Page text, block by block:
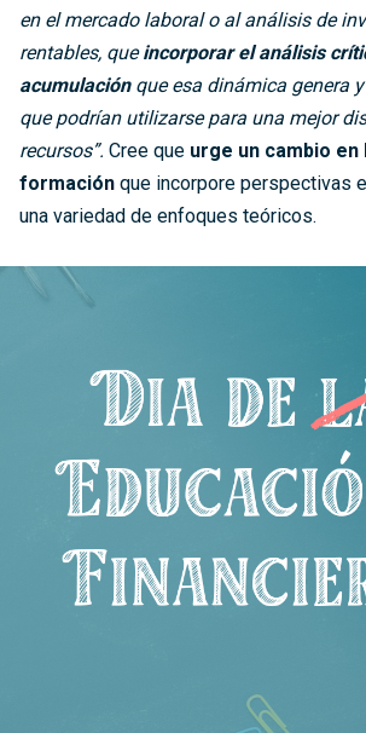
en el mercado laboral o al análisis de
rentables, queincorporar el análisis
acumulaciónque esa dinámica genera
que podrían utilizarse para una mejor
recursos”. Cree que urge un cambio en
formación que incorpore perspectivas
una variedad de enfoques teóricos.